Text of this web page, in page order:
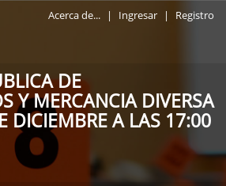
Acerca de... | Ingresar | Registro
DE
Y MERCANCIA DIVERSA
DICIEMBRE A LAS 17:00